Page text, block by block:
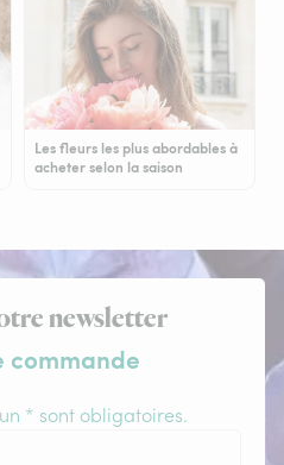
Les fleurs les plus abordables à
acheter selon la saison
newsletter
commande
* sont obligatoires.